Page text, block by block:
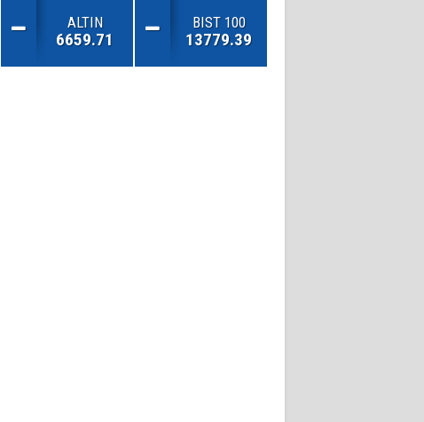
ALTIN
6659.71
BIST 100
13779.39